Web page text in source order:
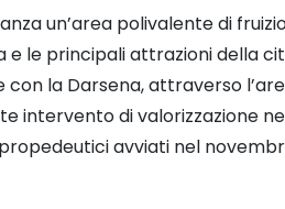
un’area polivalente di
le principali attrazioni della
la Darsena, attraverso
di valorizzazione
avviati nel